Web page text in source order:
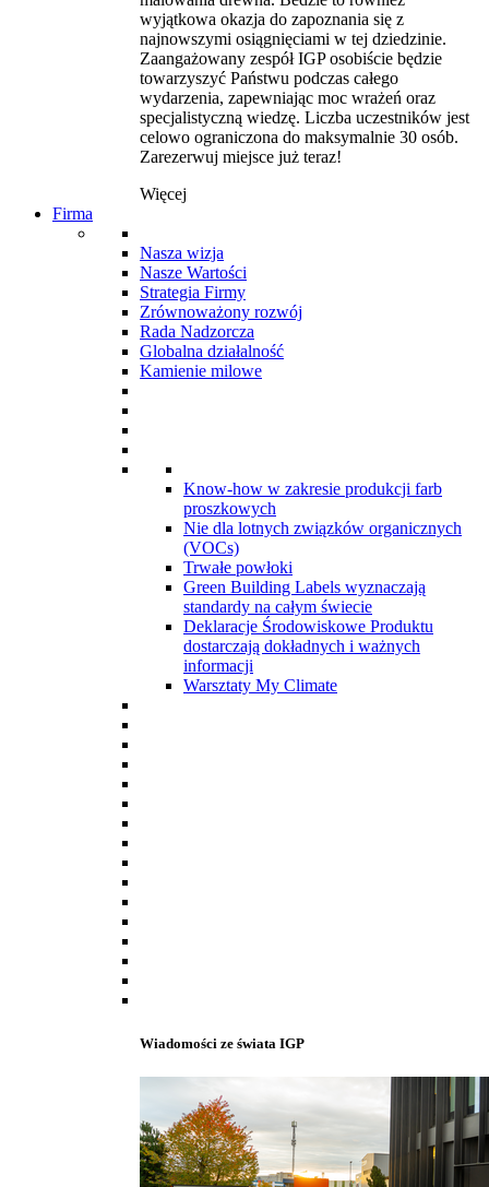
wyjątkowa okazja do zapoznania się z
najnowszymi osiągnięciami w tej dziedzinie.
Zaangażowany zespół IGP osobiście będzie
towarzyszyć Państwu podczas całego
wydarzenia, zapewniając moc wrażeń oraz
specjalistyczną wiedzę. Liczba uczestników jest
celowo ograniczona do maksymalnie 30 osób.
Zarezerwuj miejsce już teraz!
Więcej
Firma
Nasza wizja
Nasze Wartości
Strategia Firmy
Zrównoważony rozwój
Rada Nadzorcza
Globalna działalność
Kamienie milowe
Know-how w zakresie produkcji farb
proszkowych
Nie dla lotnych związków organicznych
(VOCs)
Trwałe powłoki
Green Building Labels wyznaczają
standardy na całym świecie
Deklaracje Środowiskowe Produktu
dostarczają dokładnych i ważnych
informacji
Warsztaty My Climate
Wiadomości ze świata IGP